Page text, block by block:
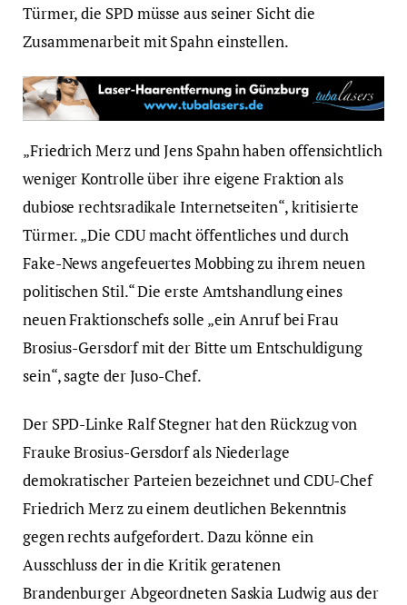
Türmer, die SPD müsse aus seiner Sicht die
Zusammenarbeit mit Spahn einstellen.
„Friedrich Merz und Jens Spahn haben offensichtlich
weniger Kontrolle über ihre eigene Fraktion als
dubiose rechtsradikale Internetseiten“, kritisierte
Türmer. „Die CDU macht öffentliches und durch
Fake-News angefeuertes Mobbing zu ihrem neuen
politischen Stil.“ Die erste Amtshandlung eines
neuen Fraktionschefs solle „ein Anruf bei Frau
Brosius-Gersdorf mit der Bitte um Entschuldigung
sein“, sagte der Juso-Chef.
Der SPD-Linke Ralf Stegner hat den Rückzug von
Frauke Brosius-Gersdorf als Niederlage
demokratischer Parteien bezeichnet und CDU-Chef
Friedrich Merz zu einem deutlichen Bekenntnis
gegen rechts aufgefordert. Dazu könne ein
Ausschluss der in die Kritik geratenen
Brandenburger Abgeordneten Saskia Ludwig aus der